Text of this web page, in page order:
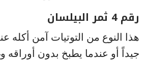
رقم 4 ثمر البيلسان
هذا النوع من التوتيات آمن أكله
جيداً أو عندما يطبخ بدون أوراقه